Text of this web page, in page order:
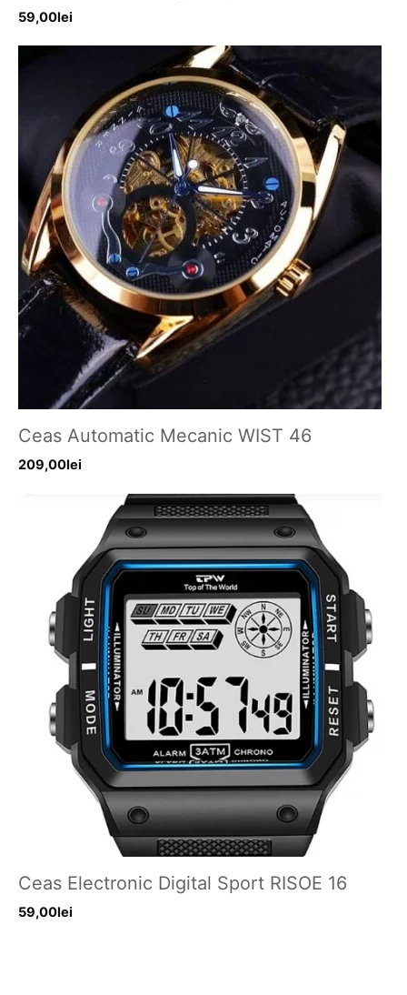
59,00lei
Ceas Automatic Mecanic WIST 46
209,00lei
Ceas Electronic Digital Sport RISOE 16
59,00lei